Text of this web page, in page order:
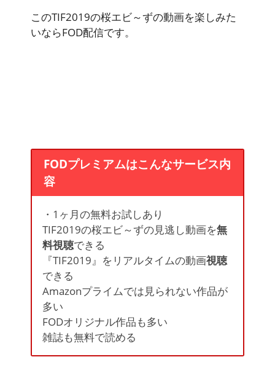
このTIF2019の桜エビ～ずの動画を楽しみた
いならFOD配信です。
FODプレミアムはこんなサービス内
容
・1ヶ月の無料お試しあり
TIF2019の桜エビ～ずの見逃し動画を無
料視聴できる
『TIF2019』をリアルタイムの動画視聴
できる
Amazonプライムでは見られない作品が
多い
FODオリジナル作品も多い
雑誌も無料で読める